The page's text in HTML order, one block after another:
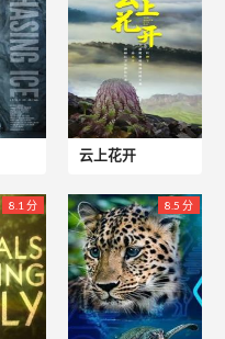
云上花开
8.1 分 8.5 分